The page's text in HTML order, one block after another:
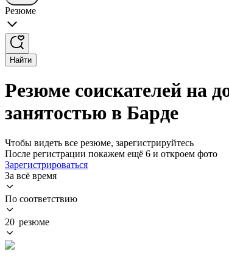
Резюме
Найти
Резюме соискателей на
занятостью в Барде
Чтобы видеть все резюме, зарегистрируйтесь
После регистрации покажем ещё 6 и откроем фото
Зарегистрироваться
За всё время
По соответствию
20 резюме